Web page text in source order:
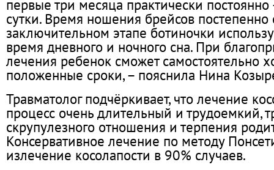
первые три месяца практически
сутки. Время ношения брейсов постепенно
заключительном этапе ботиночки
время дневного и ночного сна. При
лечения ребенок сможет самостоятельно
положенные сроки, – пояснила Нина
Травматолог подчёркивает, что лечение
процесс очень длительный и трудоемкий,
скрупулезного отношения и терпения
Консервативное лечение по методу
излечение косолапости в 90% случаев.